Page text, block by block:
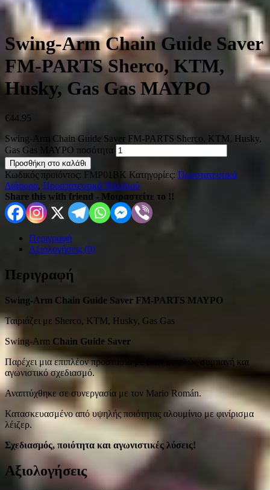
Swing-Arm Chain Guide Saver
FM-PARTS Sherco, KTM,
Husky, Gas Gas ΜΑΥΡΟ
€44.95
Swing-Arm Chain Guide Saver FM-PARTS Sherco, KTM, Husky,
Gas Gas ΜΑΥΡΟ ποσότητα
Προσθήκη στο καλάθι
Κωδικός προϊόντος: FMP01BK Κατηγορίες: Προστατευτικά
Διάφορα, Προστατευτικά Ψαλιδιού
Share this with friend - Μοιραστείτε το !!
Περιγραφή
Αξιολογήσεις (0)
Περιγραφή
Swing-Arm Chain Guide Saver FM-PARTS ΜΑΥΡΟ
Ταιριάζει με Sherco, KTM, Husky, Gas Gas
Swing-Arm Chain Guide Saver
Παρέχει μια επιπλέον προστασία με έναν εντελώς συμπαγή και
αγωνιστικό σχεδιασμό.
Αναπτύχθηκε σε συνεργασία με τον Mario Román.
Κατασκευασμένο από υψηλής ποιότητας αλουμίνιο με φινίρισμα
λέιζερ.
Σχεδιασμός, ποιότητα και αγωνιστικές λύσεις!
Αξιολογήσεις